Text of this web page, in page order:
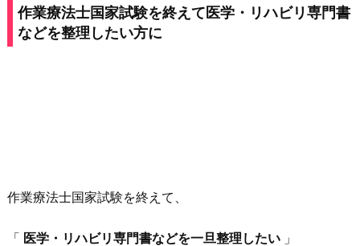
作業療法士国家試験を終えて医学・リハビリ専門書
などを整理したい方に
作業療法士国家試験を終えて、
「 医学・リハビリ専門書などを一旦整理したい 」